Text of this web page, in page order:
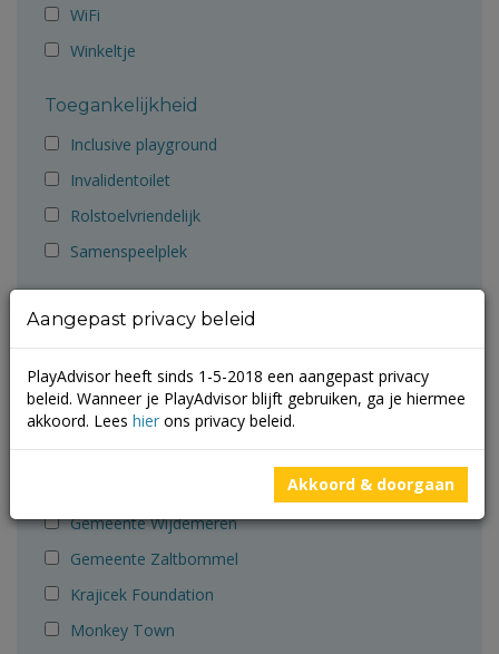
WiFi
Winkeltje
Toegankelijkheid
Inclusive playground
Invalidentoilet
Rolstoelvriendelijk
Samenspeelplek
Aanbevolen door
Ballorig
Cruyff Foundation
Gemeente Groningen
Gemeente Molenlanden
Gemeente Wijdemeren
Gemeente Zaltbommel
Krajicek Foundation
Monkey Town
Aangepast privacy beleid
PlayAdvisor heeft sinds 1-5-2018 een aangepast privacy
beleid. Wanneer je PlayAdvisor blijft gebruiken, ga je hiermee
akkoord. Lees hier ons privacy beleid.
Akkoord & doorgaan